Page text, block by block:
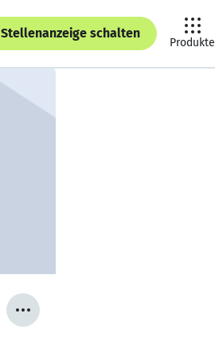
Stellenanzeige schalten
Produkte